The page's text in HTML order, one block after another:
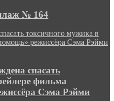
№ 164
токсичного мужика в
режиссёра Сэма Рэйми
спасать
фильма
Сэма Рэйми